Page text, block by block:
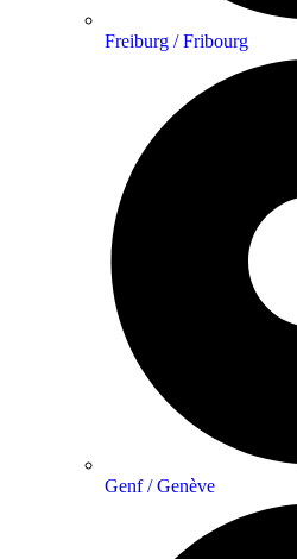
Freiburg / Fribourg
Genf / Genève